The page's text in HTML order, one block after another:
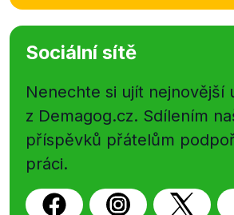
Sociální sítě
Nenechte si ujít nejnovější
z Demagog.cz. Sdílením
příspěvků přátelům
práci.